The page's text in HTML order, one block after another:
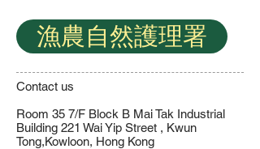
漁農自然護理署
Contact us
Room 35 7/F Block B Mai Tak Industrial
Building 221 Wai Yip Street , Kwun
Tong,Kowloon, Hong Kong